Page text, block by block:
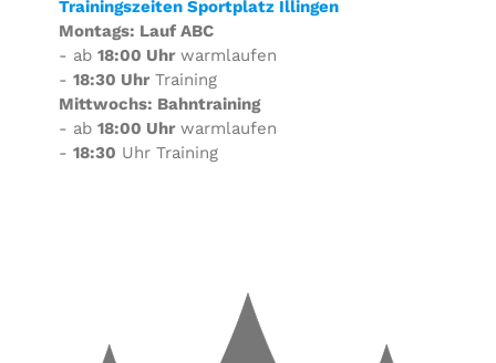
Trainingszeiten Sportplatz Illingen
Montags: Lauf ABC
- ab 18:00 Uhrwarmlaufen
- 18:30 UhrTraining
Mittwochs: Bahntraining
- ab 18:00 Uhrwarmlaufen
- 18:30 Uhr Training